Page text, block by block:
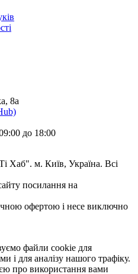
8а
до 18:00
Хаб". м. Київ, Україна. Всі
посилання на
офертою і несе виключно
файли cookie для
і для аналізу нашого трафіку.
про використання вами